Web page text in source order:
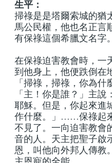
生平：
掃祿是是塔爾索城的猶
馬公民權，他也名正言
有保祿這個希臘文名字
在保祿迫害教會時，一
到他身上，他便跌倒在
「掃祿，掃祿，你為什
「主！你是誰？」主
耶穌。但是，你起來進
作什麼。」……保祿起
不見了。一向迫害教會
音的人。天主把聖子啟
恩，叫他向外邦人傳教